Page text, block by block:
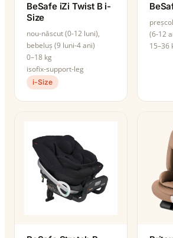
BeSafe iZi Twist B i-
Size
nou-născut (0-12 luni),
bebeluș (9 luni-4 ani)
0–18 kg
isofix-support-leg
i-Size
(6-12
15–36